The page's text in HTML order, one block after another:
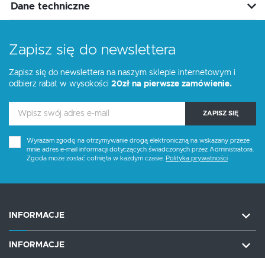
Dane techniczne
Zapisz się do newslettera
Zapisz się do newslettera na naszym sklepie internetowym i
odbierz rabat w wysokości 20zł na pierwsze zamówienie.
ZAPISZ SIĘ
Wyrażam zgodę na otrzymywanie drogą elektroniczną na wskazany przeze
mnie adres e-mail informacji dotyczących świadczonych przez Administratora.
Zgoda może zostać cofnięta w każdym czasie. Polityka prywatności
INFORMACJE
INFORMACJE